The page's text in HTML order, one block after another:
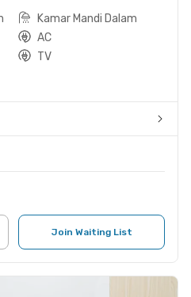
Kamar Mandi Dalam
AC
TV
Join Waiting List